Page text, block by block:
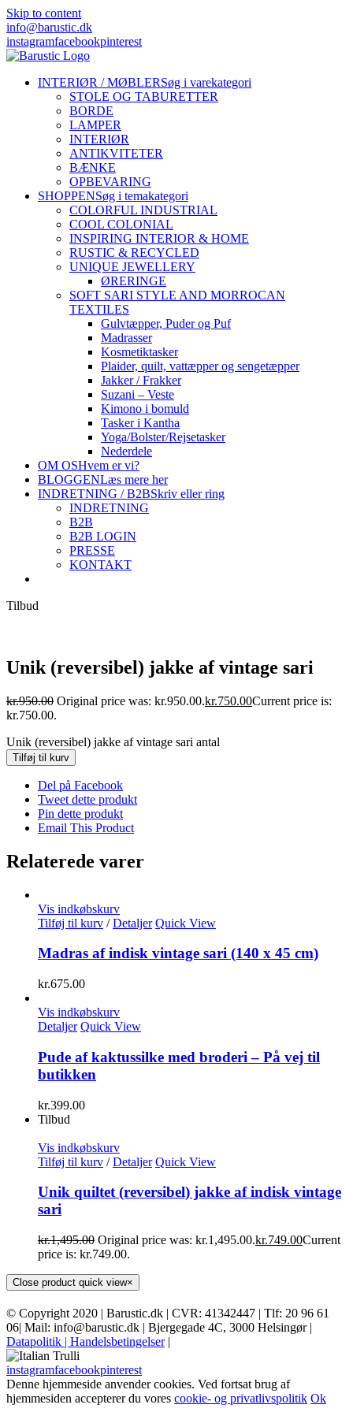
Skip to content
info@barustic.dk
instagramfacebookpinterest
INTERIØR / MØBLERSøg i varekategori
STOLE OG TABURETTER
BORDE
LAMPER
INTERIØR
ANTIKVITETER
BÆNKE
OPBEVARING
SHOPPENSøg i temakategori
COLORFUL INDUSTRIAL
COOL COLONIAL
INSPIRING INTERIOR & HOME
RUSTIC & RECYCLED
UNIQUE JEWELLERY
ØRERINGE
SOFT SARI STYLE AND MORROCAN
TEXTILES
Gulvtæpper, Puder og Puf
Madrasser
Kosmetiktasker
Plaider, quilt, vattæpper og sengetæpper
Jakker / Frakker
Suzani – Veste
Kimono i bomuld
Tasker i Kantha
Yoga/Bolster/Rejsetasker
Nederdele
OM OSHvem er vi?
BLOGGENLæs mere her
INDRETNING / B2BSkriv eller ring
INDRETNING
B2B
B2B LOGIN
PRESSE
KONTAKT
Tilbud
Unik (reversibel) jakke af vintage sari
kr.950.00 Original price was: kr.950.00.kr.750.00Current price is:
kr.750.00.
Unik (reversibel) jakke af vintage sari antal
Tilføj til kurv
Del på Facebook
Tweet dette produkt
Pin dette produkt
Email This Product
Relaterede varer
Vis indkøbskurv
Tilføj til kurv / Detaljer Quick View
Madras af indisk vintage sari (140 x 45 cm)
kr.675.00
Vis indkøbskurv
Detaljer Quick View
Pude af kaktussilke med broderi – På vej til
butikken
kr.399.00
Tilbud
Vis indkøbskurv
Tilføj til kurv / Detaljer Quick View
Unik quiltet (reversibel) jakke af indisk vintage
sari
kr.1,495.00 Original price was: kr.1,495.00.kr.749.00Current
price is: kr.749.00.
Close product quick view×
© Copyright 2020 | Barustic.dk | CVR: 41342447 | Tlf: 20 96 61
06| Mail: info@barustic.dk | Bjergegade 4C, 3000 Helsingør |
Datapolitik | Handelsbetingelser|
instagramfacebookpinterest
Denne hjemmeside anvender cookies. Ved fortsat brug af
hjemmesiden accepterer du vores cookie- og privatlivspolitik Ok